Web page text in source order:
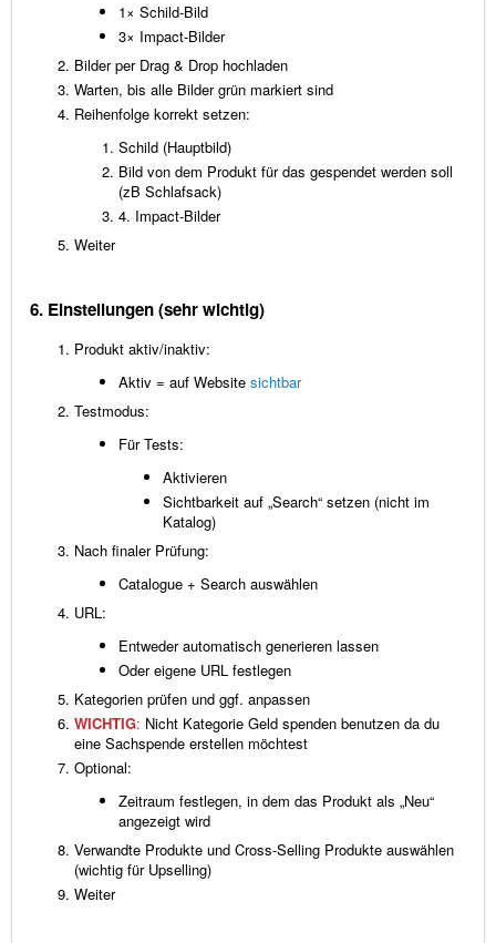
1× Schild-Bild
3× Impact-Bilder
Bilder per Drag & Drop hochladen
Warten, bis alle Bilder grün markiert sind
Reihenfolge korrekt setzen:
Schild (Hauptbild)
Bild von dem Produkt für das gespendet werden soll
(zB Schlafsack)
4. Impact-Bilder
Weiter
6. Einstellungen (sehr wichtig)
Produkt aktiv/inaktiv:
Aktiv = auf Website sichtbar
Testmodus:
Für Tests:
Aktivieren
Sichtbarkeit auf „Search“ setzen (nicht im
Katalog)
Nach finaler Prüfung:
Catalogue + Search auswählen
URL:
Entweder automatisch generieren lassen
Oder eigene URL festlegen
Kategorien prüfen und ggf. anpassen
WICHTIG: Nicht Kategorie Geld spenden benutzen da du
eine Sachspende erstellen möchtest
Optional:
Zeitraum festlegen, in dem das Produkt als „Neu“
angezeigt wird
Verwandte Produkte und Cross-Selling Produkte auswählen
(wichtig für Upselling)
Weiter